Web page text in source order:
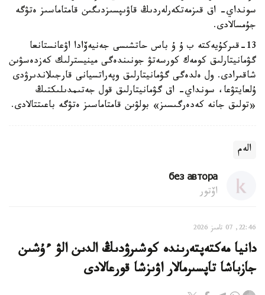
سونداي- اق قىزمەتكەرلەردىڭ قاۋىپسىزدىگىن قامتاماسىز ەتۋگە
جۇمسالادى.
13-قىركۇيەكتە ب ۇ ۇ باس حاتشىسى جەنيەۆادا اۋعانستانعا
گۋمانيتارلىق كومەك كورسەتۋ جونىندەگى مينيسترلىك كەزدەسۋىن
شاقىرادى. ول ەلدەگى گۋمانيتارلىق وپەراتسيانى قارجىلاندىرۋدى
ۇلعايتۋعا، سونداي- اق گۋمانيتارلىق قول جەتىمدىلىكتىڭ
«تولىق جانە كەدەرگىسىز» بولۋىن قامتاماسىز ەتۋگە باعىتتالادى.
الەم
без автора
اۆتور
22:46, 07 تامىز 2026
دانيا مەكتەپتەرىندە كوشىرۋدىڭ الدىن الۋ ءۇشىن
جازباشا تاپسىرمالار اۋىزشا قورعالادى